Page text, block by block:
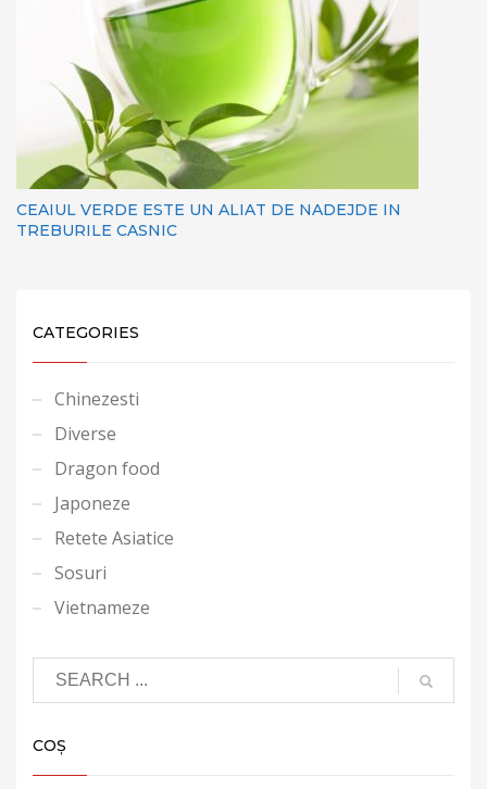
CEAIUL VERDE ESTE UN ALIAT DE NADEJDE IN
TREBURILE CASNIC
CATEGORIES
Chinezesti
Diverse
Dragon food
Japoneze
Retete Asiatice
Sosuri
Vietnameze
COȘ